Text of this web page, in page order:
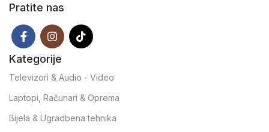
Pratite nas
Kategorije
Televizori & Audio - Video
Laptopi, Računari & Oprema
Bijela & Ugradbena tehnika